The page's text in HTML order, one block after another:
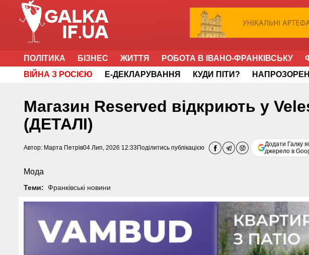
ПОЛІТИКА БІЗНЕС ЖИТТЯ РОБОТА В ІВАНО-ФРАНКІВСЬКУ
ВІЙНА З РОСІЄЮ
Е-ДЕКЛАРУВАННЯ КУДИ ПІТИ?
Магазин Reserved відкриють у
(ДЕТАЛІ)
Автор: Марта Петрів04 Лип, 2026 12:33 Поділитись публікацією
Додати Галку
джерело в
Мода
Теми: Франківські новини